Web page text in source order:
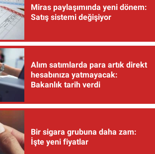
Miras paylaşımında yeni dönem:
Satış sistemi değişiyor
Alım satımlarda para artık direkt
hesabınıza yatmayacak:
Bakanlık tarih verdi
Bir sigara grubuna daha zam:
İşte yeni fiyatlar